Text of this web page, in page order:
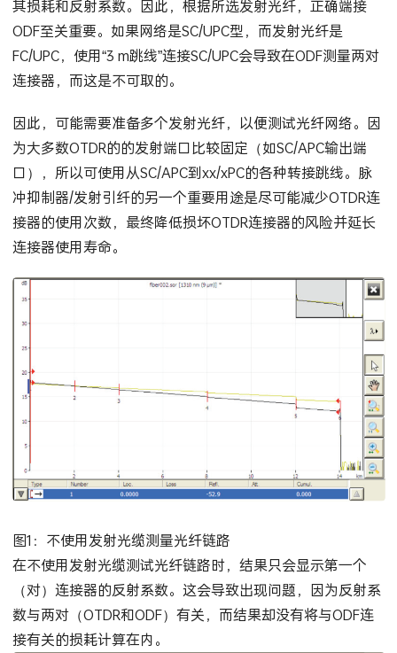
其损耗和反射系数。因此，根据所选发射光纤，正确端接
ODF至关重要。如果网络是SC/UPC型，而发射光纤是
FC/UPC，使用“3 m跳线”连接SC/UPC会导致在ODF测量两对
连接器，而这是不可取的。
因此，可能需要准备多个发射光纤，以便测试光纤网络。因
为大多数OTDR的的发射端口比较固定（如SC/APC输出端
口），所以可使用从SC/APC到xx/xPC的各种转接跳线。脉
冲抑制器/发射引纤的另一个重要用途是尽可能减少OTDR连
接器的使用次数，最终降低损坏OTDR连接器的风险并延长
连接器使用寿命。
图1：不使用发射光缆测量光纤链路
在不使用发射光缆测试光纤链路时，结果只会显示第一个
（对）连接器的反射系数。这会导致出现问题，因为反射系
数与两对（OTDR和ODF）有关，而结果却没有将与ODF连
接有关的损耗计算在内。